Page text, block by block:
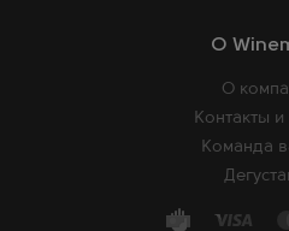
O
О
Контакты и
Команда